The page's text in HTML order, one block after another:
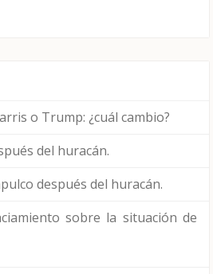
o Trump: ¿cuál cambio?
del huracán.
después del huracán.
sobre la situación de